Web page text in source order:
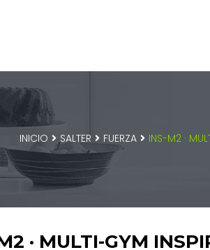
INICIO SALTER FUERZA INS-M2 ·
· MULTI-GYM